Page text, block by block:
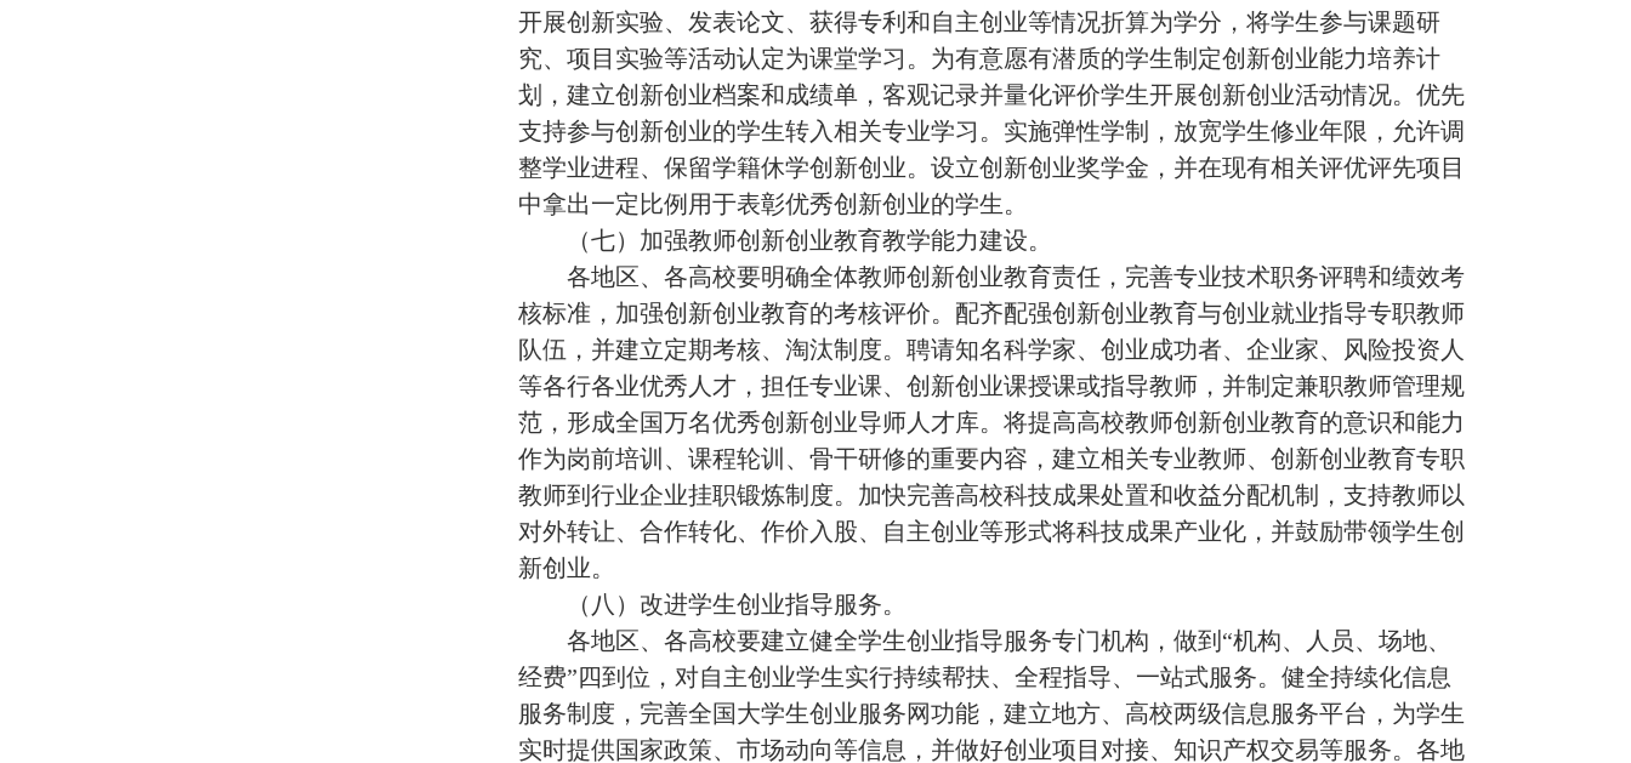
开展创新实验、发表论文、获得专利和自主创业等情况折算为学分，将学生参与课题研
究、项目实验等活动认定为课堂学习。为有意愿有潜质的学生制定创新创业能力培养计
划，建立创新创业档案和成绩单，客观记录并量化评价学生开展创新创业活动情况。优先
支持参与创新创业的学生转入相关专业学习。实施弹性学制，放宽学生修业年限，允许调
整学业进程、保留学籍休学创新创业。设立创新创业奖学金，并在现有相关评优评先项目
中拿出一定比例用于表彰优秀创新创业的学生。
（七）加强教师创新创业教育教学能力建设。
各地区、各高校要明确全体教师创新创业教育责任，完善专业技术职务评聘和绩效考
核标准，加强创新创业教育的考核评价。配齐配强创新创业教育与创业就业指导专职教师
队伍，并建立定期考核、淘汰制度。聘请知名科学家、创业成功者、企业家、风险投资人
等各行各业优秀人才，担任专业课、创新创业课授课或指导教师，并制定兼职教师管理规
范，形成全国万名优秀创新创业导师人才库。将提高高校教师创新创业教育的意识和能力
作为岗前培训、课程轮训、骨干研修的重要内容，建立相关专业教师、创新创业教育专职
教师到行业企业挂职锻炼制度。加快完善高校科技成果处置和收益分配机制，支持教师以
对外转让、合作转化、作价入股、自主创业等形式将科技成果产业化，并鼓励带领学生创
新创业。
（八）改进学生创业指导服务。
各地区、各高校要建立健全学生创业指导服务专门机构，做到 “机构、人员、场地、
经费” 四到位，对自主创业学生实行持续帮扶、全程指导、一站式服务。健全持续化信息
服务制度，完善全国大学生创业服务网功能，建立地方、高校两级信息服务平台，为学生
实时提供国家政策、市场动向等信息，并做好创业项目对接、知识产权交易等服务。各地